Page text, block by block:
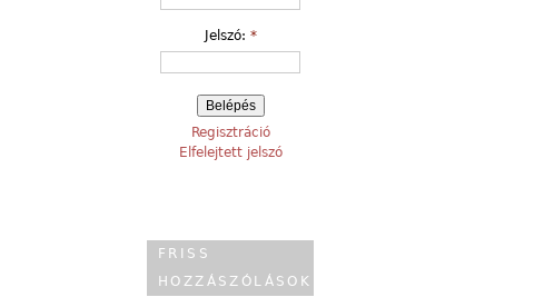
Jelszó: *
Regisztráció
Elfelejtett jelszó
FRISS
HOZZÁSZÓLÁSOK